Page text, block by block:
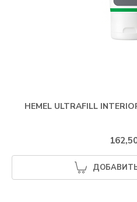
HEMEL ULTRAFILL